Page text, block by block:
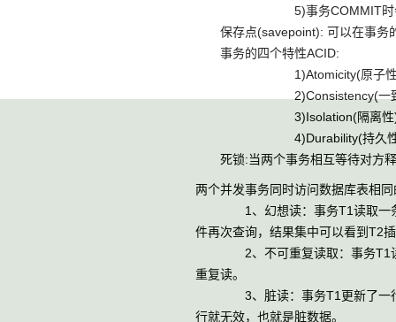
5)事务COMMIT时会生成一
保存点(savepoint): 可以在事务
事务的四个特性ACID:
1)Atomicity(原子性):事务中
2)Consistency(一致性):指事务
3)Isolation(隔离性):多个并发
4)Durability(持久性):事务
死锁:当两个事务相互等待对方释
两个并发事务同时访问数据库表相
1、幻想读：事务T1读取一条指
件再次查询，结果集中可以看到T2
2、不可重复读取：事务T1读取
重复读。
3、脏读：事务T1更新了一行记
行就无效，也就是脏数据。